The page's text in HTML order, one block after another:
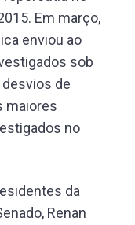
Em março,
enviou ao
sob
de
maiores
no
da
Renan